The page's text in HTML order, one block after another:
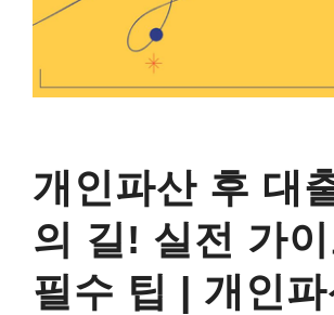
개인파산 후 대
의 길! 실전 가
필수 팁 | 개인파